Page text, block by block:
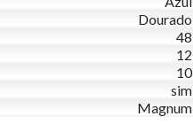
Dourado
48
12
10
sim
Magnum